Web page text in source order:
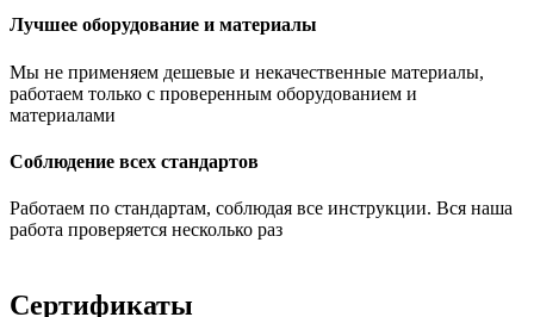
Лучшее оборудование и материалы
Мы не применяем дешевые и некачественные материалы,
работаем только с проверенным оборудованием и
материалами
Соблюдение всех стандартов
Работаем по стандартам, соблюдая все инструкции. Вся наша
работа проверяется несколько раз
Сертификаты